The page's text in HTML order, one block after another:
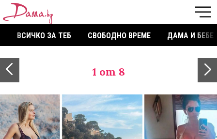
ВСИЧКО ЗА ТЕБ СВОБОДНО ВРЕМЕ ДАМА И БЕБЕ
1 от 8